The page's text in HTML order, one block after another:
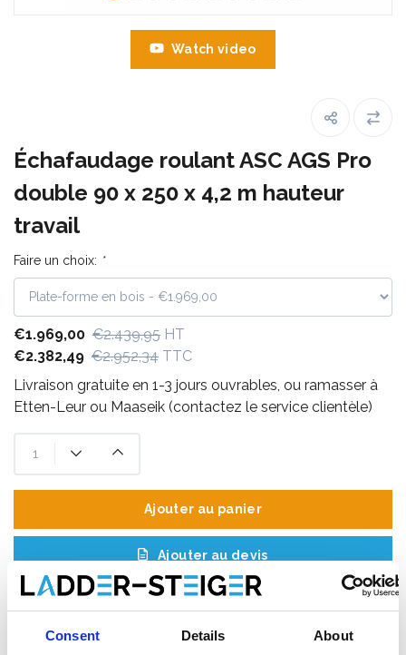
Consent Details About
Watch video
Échafaudage roulant ASC AGS Pro
double 90 x 250 x 4,2 m hauteur
travail
Faire un choix: *
€1.969,00 €2.439,95 HT
€2.382,49 €2.952,34 TTC
Livraison gratuite en 1-3 jours ouvrables, ou ramasser à
Etten-Leur ou Maaseik (contactez le service clientèle)
Ajouter au panier
Ajouter au devis